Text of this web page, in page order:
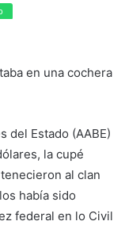
en una cochera
del Estado (AABE)
la cupé
al clan
había sido
federal en lo Civil